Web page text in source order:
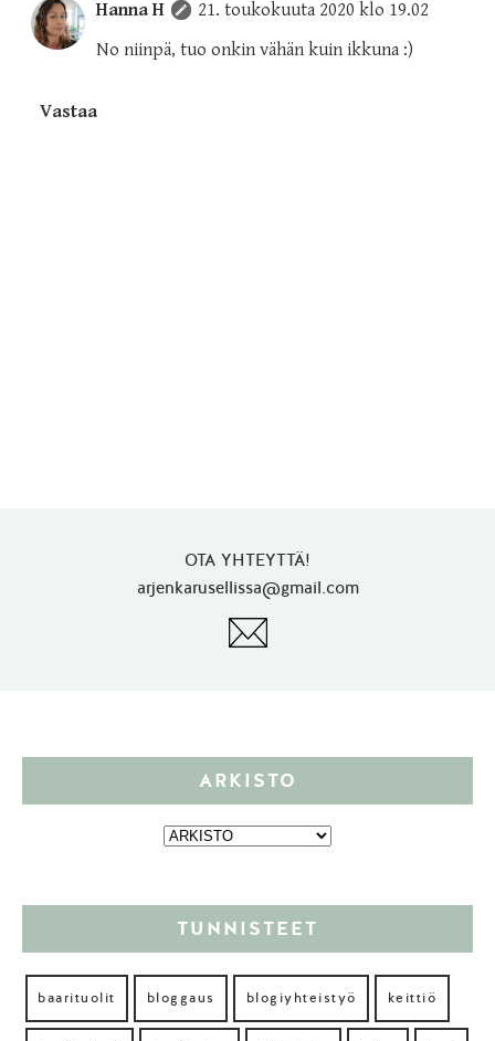
Hanna H
21. toukokuuta 2020 klo 19.02
No niinpä, tuo onkin vähän kuin ikkuna :)
Vastaa
OTA YHTEYTTÄ!
arjenkarusellissa@gmail.com
ARKISTO
TUNNISTEET
baarituolit bloggaus blogiyhteistyö keittiö